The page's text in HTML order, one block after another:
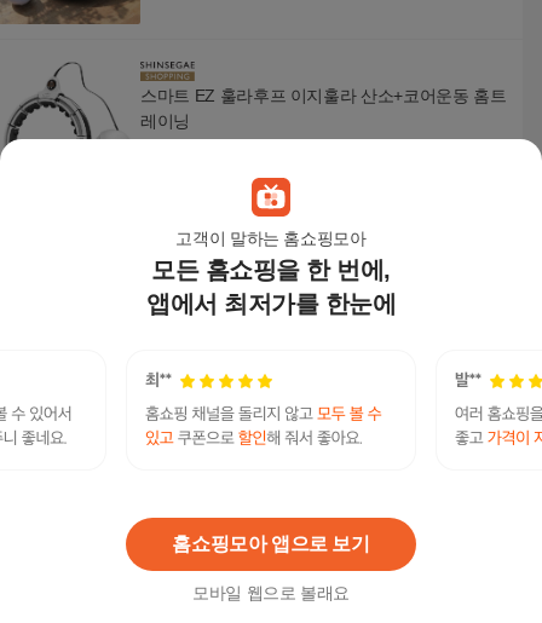
고객이 말하는 홈쇼핑모아
모든 홈쇼핑을 한 번에,
앱에서 최저가를 한눈에
홈쇼핑모아 앱으로 보기
모바일 웹으로 볼래요
스마트 EZ 훌라후프 이지훌라 산소+코어운동 홈트
레이닝
스마트 훌라후프 다이어트 뱃살 자극 허리 운동 홈
트 헬스 유산소
22,900 원
멜킨 그레이스 훌라후프 프리미엄 뱃살다이어트